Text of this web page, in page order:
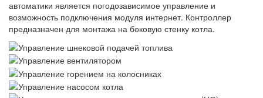
автоматики является погодозависимое управление и
возможность подключения модуля интернет. Контроллер
предназначен для монтажа на боковую стенку котла.